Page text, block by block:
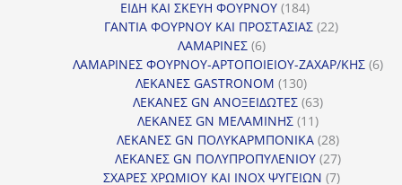
προϊόντα
ΕΙΔΗ ΚΑΙ ΣΚΕΥΗ ΦΟΥΡΝΟΥ 184184
προϊόντα
ΓΑΝΤΙΑ ΦΟΥΡΝΟΥ ΚΑΙ ΠΡΟΣΤΑΣΙΑΣ 2222
ΛΑΜΑΡΙΝΕΣ 66
προϊόντα
ΛΑΜΑΡΙΝΕΣ ΦΟΥΡΝΟΥ-ΑΡΤΟΠΟΙΕΙΟΥ-ΖΑΧΑΡ/ΚΗΣ 66
ΛΕΚΑΝΕΣ GASTRONOM 130130
προϊόντα
ΛΕΚΑΝΕΣ GN ΑΝΟΞΕΙΔΩΤΕΣ 6363
ΛΕΚΑΝΕΣ GN ΜΕΛΑΜΙΝΗΣ 1111
προϊόντα
ΛΕΚΑΝΕΣ GN ΠΟΛΥΚΑΡΜΠΟΝΙΚΑ 2828
προϊόντα
ΛΕΚΑΝΕΣ GN ΠΟΛΥΠΡΟΠΥΛΕΝΙΟΥ 2727
προϊόντα
ΣΧΑΡΕΣ ΧΡΩΜΙΟΥ ΚΑΙ INOX ΨΥΓΕΙΩΝ 77